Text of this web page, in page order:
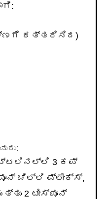
ಕತ್ತರಿಸಿದ)
3 ಕಪ್
ಚಿಲ್ಲಿ ಫ್ಲೇಕ್ಸ್,
2 ಟೀಸ್ಪೂನ್